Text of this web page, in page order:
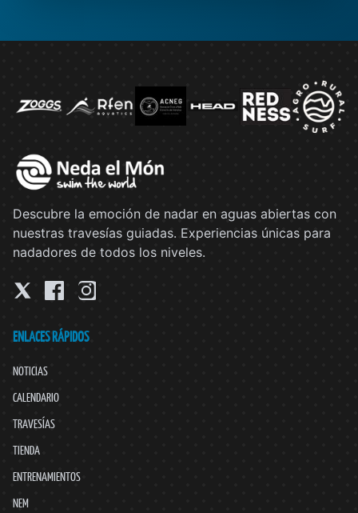
Descubre la emoción de nadar en aguas abiertas con
nuestras travesías guiadas. Experiencias únicas para
nadadores de todos los niveles.
ENLACES RÁPIDOS
NOTICIAS
CALENDARIO
TRAVESÍAS
TIENDA
ENTRENAMIENTOS
NEM